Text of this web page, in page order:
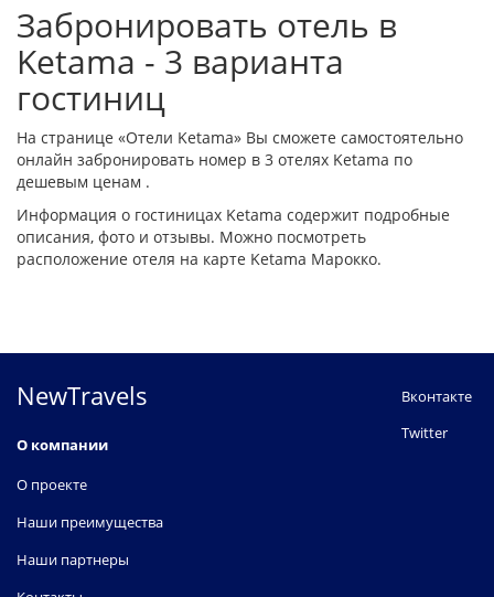
Забронировать отель в
Ketama - 3 варианта
гостиниц
На странице «Отели Ketama» Вы сможете самостоятельно
онлайн забронировать номер в 3 отелях Ketama по
дешевым ценам .
Информация о гостиницах Ketama содержит подробные
описания, фото и отзывы. Можно посмотреть
расположение отеля на карте Ketama Марокко.
NewTravels
О компании
О проекте
Наши преимущества
Наши партнеры
Вконтакте
Twitter